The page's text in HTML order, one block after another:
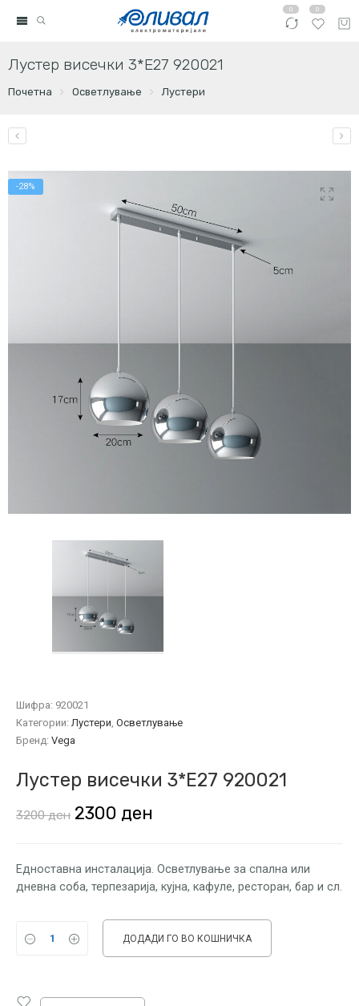
0 0
Лустер висечки 3*Е27 920021
Почетна Осветлување Лустери
-28%
Шифра: 920021
Категории: Лустери Осветлување
Бренд: Vega
Лустер висечки 3*Е27 920021
3200ден Original
was:
3200 ден.
2300 ден
is:
2300 ден.
Едноставна инсталација. Осветлување за спална или
дневна соба, терпезарија, кујна, кафуле, ресторан, бар и сл.
ДОДАДИ ГО ВО КОШНИЧКА